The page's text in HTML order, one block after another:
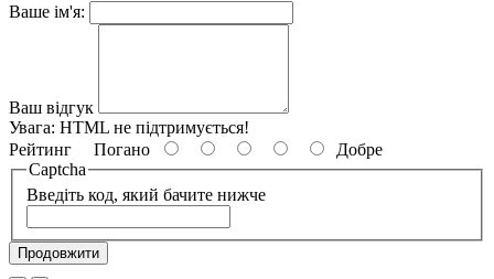
Ваше ім'я:
Ваш відгук
Увага: HTML не підтримується!
Рейтинг Погано
Добре
Captcha
Введіть код, який бачите нижче
Продовжити